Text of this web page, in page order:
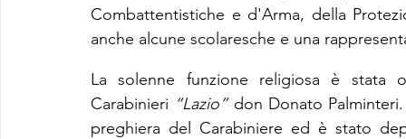
Combattentistiche e d'Arma, della
anche alcune scolaresche e una
La solenne funzione religiosa è stata
Carabinieri “Lazio” don Donato
preghiera del Carabiniere ed è stato